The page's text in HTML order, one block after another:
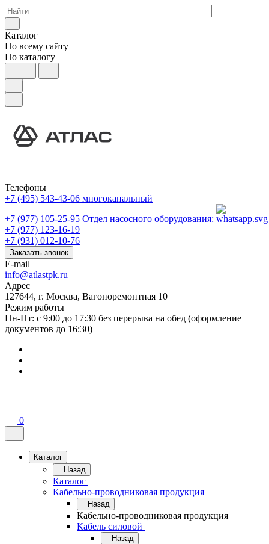
Каталог
По всему сайту
По каталогу
Телефоны
+7 (495) 543-43-06 многоканальный
+7 (977) 105-25-95 Отдел насосного оборудования:
+7 (977) 123-16-19
+7 (931) 012-10-76
Заказать звонок
E-mail
info@atlastpk.ru
Адрес
127644, г. Москва, Вагоноремонтная 10
Режим работы
Пн-Пт: с 9:00 до 17:30 без перерыва на обед (оформление
документов до 16:30)
0
Каталог
Назад
Каталог
Кабельно-проводниковая продукция
Назад
Кабельно-проводниковая продукция
Кабель силовой
Назад